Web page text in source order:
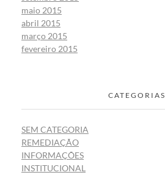
maio 2015
abril 2015
março 2015
fevereiro 2015
CATEGORIAS
SEM CATEGORIA
REMEDIAÇÃO
INFORMAÇÕES
INSTITUCIONAL